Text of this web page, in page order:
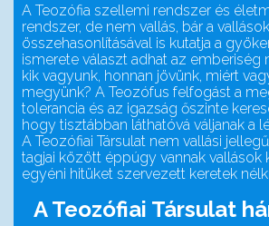
A Teozófia szellemi rendszer és
rendszer, de nem vallás, bár a vallások
összehasonlításával is kutatja a
ismerete választ adhat az emberiség
kik vagyunk, honnan jövünk, miért
megyünk? A Teozófus felfogást a
tolerancia és az igazság őszinte
hogy tisztábban láthatóvá váljanak a
A Teozófiai Társulat nem vallási
tagjai között éppúgy vannak vallások
egyéni hitüket szervezett keretek
A Teozófiai Társulat